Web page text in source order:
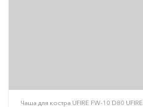
Чаша для костра UFIRE FW-10 D80 UFIRE